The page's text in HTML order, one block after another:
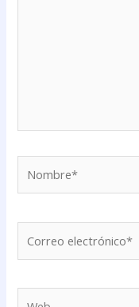
electrónico*